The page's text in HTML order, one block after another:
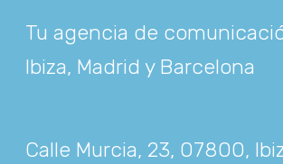
Tu agencia de
Ibiza, Madrid y Barcelona
Calle Murcia, 23, 07800,